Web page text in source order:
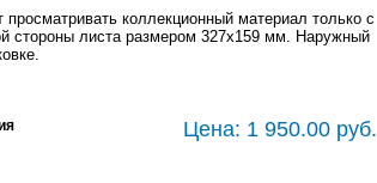
коллекционный материал только с
стороны листа размером 327x159 мм. Наружный
Цена: 1 950.00 руб.